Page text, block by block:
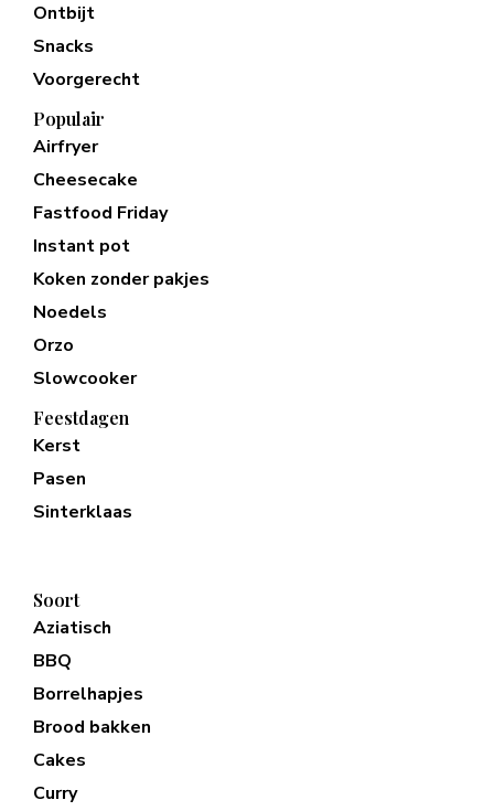
Ontbijt
Snacks
Voorgerecht
Populair
Airfryer
Cheesecake
Fastfood Friday
Instant pot
Koken zonder pakjes
Noedels
Orzo
Slowcooker
Feestdagen
Kerst
Pasen
Sinterklaas
Soort
Aziatisch
BBQ
Borrelhapjes
Brood bakken
Cakes
Curry